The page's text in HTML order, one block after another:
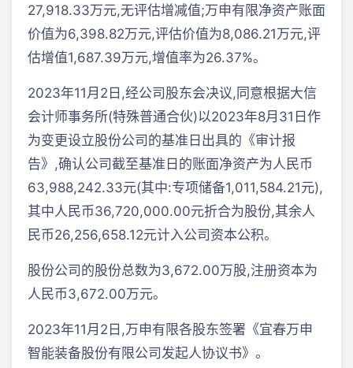
27,918.33万元,无评估增减值;万申有限净资产账面
价值为6,398.82万元,评估价值为8,086.21万元,评
估增值1,687.39万元,增值率为26.37%。
2023年11月2日,经公司股东会决议,同意根据大信
会计师事务所(特殊普通合伙)以2023年8月31日作
为变更设立股份公司的基准日出具的《审计报
告》,确认公司截至基准日的账面净资产为人民币
63,988,242.33元(其中:专项储备1,011,584.21元),
其中人民币36,720,000.00元折合为股份,其余人
民币26,256,658.12元计入公司资本公积。
股份公司的股份总数为3,672.00万股,注册资本为
人民币3,672.00万元。
2023年11月2日,万申有限各股东签署《宜春万申
智能装备股份有限公司发起人协议书》。